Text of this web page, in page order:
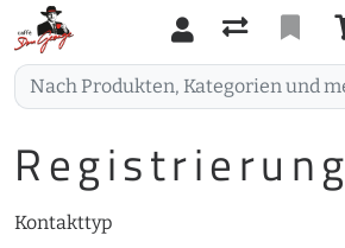
Registrierung
Kontakttyp